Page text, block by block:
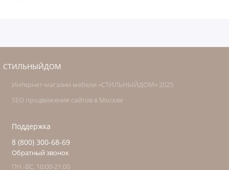
СТИЛЬНЫЙДОМ
Интернет-магазин мебели «СТИЛЬНЫЙДОМ» 2025
SEO продвижение сайтов в Москве
Поддержка
8 (800) 300-68-69
Обратный звонок
ПН.-ВС. 10:00-21:00